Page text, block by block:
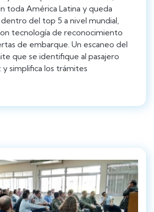
toda América Latina y queda
del top 5 a nivel mundial,
tecnología de reconocimiento
de embarque. Un escaneo del
que se identifique al pasajero
y simplifica los trámites